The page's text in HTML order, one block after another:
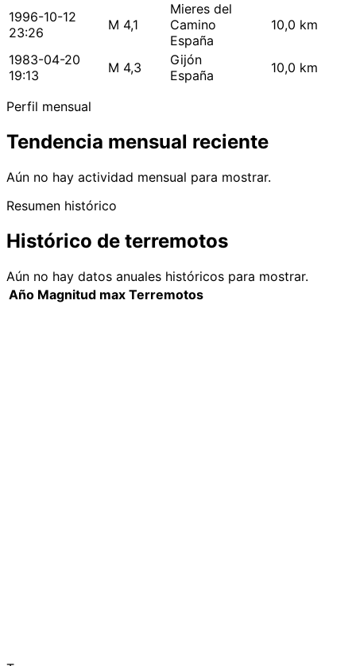
1996-10-12
23:26
M 4,1
Mieres del
Camino
España
10,0 km
1983-04-20
19:13
M 4,3
Gijón
España
10,0 km
Perfil mensual
Tendencia mensual reciente
Aún no hay actividad mensual para mostrar.
Resumen histórico
Histórico de terremotos
Aún no hay datos anuales históricos para mostrar.
Año Magnitud max Terremotos